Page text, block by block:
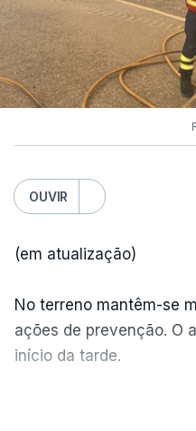
às chamas.
OUVIR
(em atualização)
No terreno mantêm-se
ações de prevenção. O
início da tarde.